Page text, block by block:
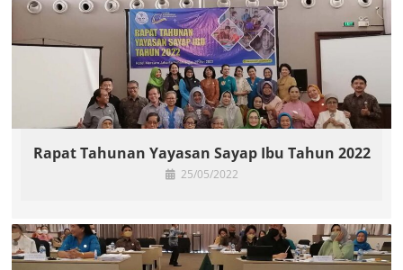
Rapat Tahunan Yayasan Sayap Ibu Tahun 2022
25/05/2022